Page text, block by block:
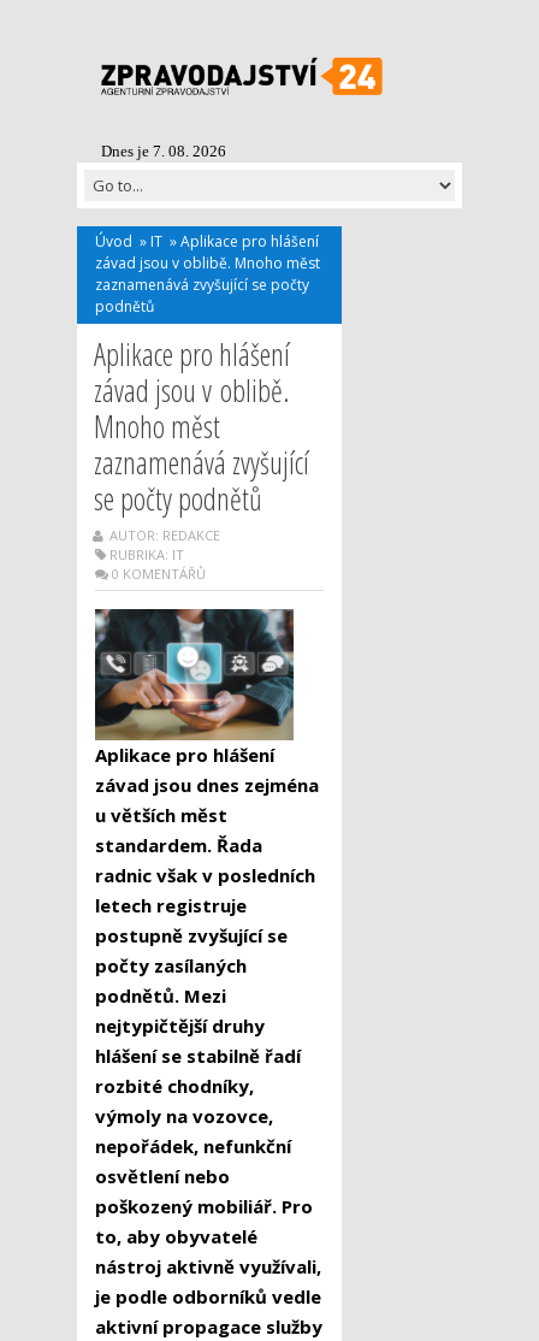
Dnes je 7. 08. 2026
Úvod » IT »Aplikace pro hlášení
závad jsou v oblibě. Mnoho měst
zaznamenává zvyšující se počty
podnětů
Aplikace pro hlášení
závad jsou v oblibě.
Mnoho měst
zaznamenává zvyšující
se počty podnětů
AUTOR: REDAKCE
RUBRIKA: IT
0 KOMENTÁŘŮ
Aplikace pro hlášení
závad jsou dnes zejména
u větších měst
standardem. Řada
radnic však v posledních
letech registruje
postupně zvyšující se
počty zasílaných
podnětů. Mezi
nejtypičtější druhy
hlášení se stabilně řadí
rozbité chodníky,
výmoly na vozovce,
nepořádek, nefunkční
osvětlení nebo
poškozený mobiliář. Pro
to, aby obyvatelé
nástroj aktivně využívali,
je podle odborníků vedle
aktivní propagace služby